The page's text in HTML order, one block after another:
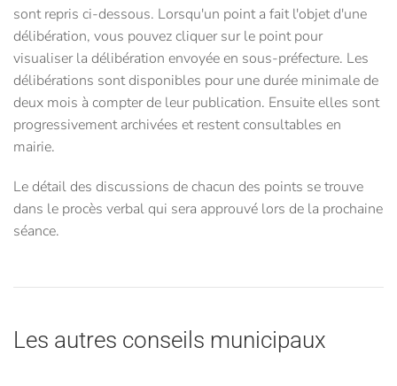
sont repris ci-dessous. Lorsqu'un point a fait l'objet d'une
délibération, vous pouvez cliquer sur le point pour
visualiser la délibération envoyée en sous-préfecture. Les
délibérations sont disponibles pour une durée minimale de
deux mois à compter de leur publication. Ensuite elles sont
progressivement archivées et restent consultables en
mairie.
Le détail des discussions de chacun des points se trouve
dans le procès verbal qui sera approuvé lors de la prochaine
séance.
Les autres conseils municipaux